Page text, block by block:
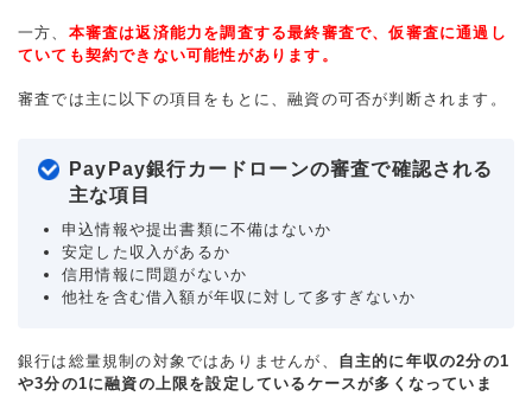
一方、 本審査は返済能力を調査する最終審査で、仮審査に通過し
ていても契約できない可能性があります。
審査では主に以下の項目をもとに、融資の可否が判断されます。
PayPay銀行カードローンの審査で確認される
主な項目
申込情報や提出書類に不備はないか
安定した収入があるか
信用情報に問題がないか
他社を含む借入額が年収に対して多すぎないか
銀行は総量規制の対象ではありませんが、 自主的に年収の2分の1
や3分の1に融資の上限を設定しているケースが多くなっていま